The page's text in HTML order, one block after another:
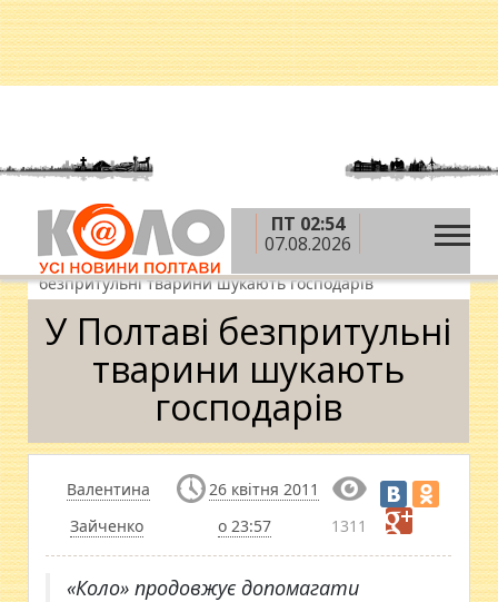
ПТ 02:54
07.08.2026
Головна » Новини » Спецпроекти
Знайди господаря чотирилапому »У Полтаві
безпритульні тварини шукають господарів
У Полтаві безпритульні
тварини шукають
господарів
Валентина
Зайченко
26 квітня 2011
о 23:57
1311
«Коло» продовжує допомагати